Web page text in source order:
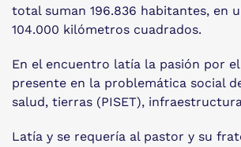
total suman 196.836 habitantes, en
104.000 kilómetros cuadrados.
En el encuentro latía la pasión por
presente en la problemática social
salud, tierras (PISET),
Latía y se requería al pastor y su